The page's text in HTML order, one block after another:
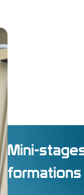
Mini-
formations